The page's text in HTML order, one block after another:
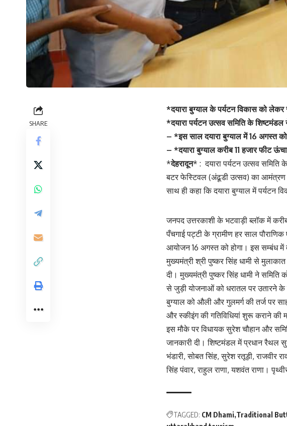
SHARE
*दयारा बुग्याल के पर्यटन विकास को
*दयारा पर्यटन उत्सव समिति के
– *इस साल दयारा बुग्याल में 16 अगस्त
– *दयारा बुग्याल करीब 11 हजार फीट
*देहरादून* : दयारा पर्यटन उत्सव समिति
बटर फेस्टिवल (अंढूडी उत्सव) का आमंत्रण
साथ ही कहा कि दयारा बुग्याल में पर्यटन
जनपद उत्तरकाशी के भटवाड़ी ब्लॉक में
पँचगाई पट्टी के ग्रामीण हर साल
आयोजन 16 अगस्त को होगा। इस सम्बंध में
मुख्यमंत्री श्री पुष्कर सिंह धामी से
दी। मुख्यमंत्री पुष्कर सिंह धामी ने समिति
से जुड़ी योजनाओं को धरातल पर उतारने के
बुग्याल को औली और गुलमर्ग की तर्ज पर
और स्कीइंग की गतिविधियां शुरू कराने की
इस मौके पर विधायक सुरेश चौहान और
जानकारी दी। शिष्टमंडल में प्रधान रैथल
भंडारी, सोबत सिंह, सुरेश रतूड़ी, राजवीर
सिंह पंवार, राहुल राणा, यशवंत राणा।
TAGGED: CM Dhami Traditional